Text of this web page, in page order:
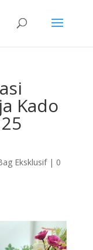
Kado
Eksklusif| 0